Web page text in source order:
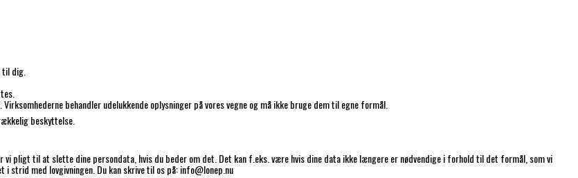
til dig.
behandler udelukkende oplysninger på vores vegne og må ikke bruge dem til egne formål.
beskyttelse.
pligt til at slette dine persondata, hvis du beder om det. Det kan f.eks. være hvis dine data ikke længere er nødvendige i forhold til det formål, som vi
strid med lovgivningen. Du kan skrive til os på: info@lonep.nu